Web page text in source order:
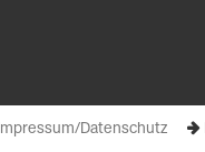
Impressum/Datenschutz